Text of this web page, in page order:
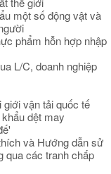
một số động vật và
phẩm hỗn hợp nhập
L/C, doanh nghiệp
vận tải quốc tế
dệt may
và Hướng dẫn sử
qua các tranh chấp